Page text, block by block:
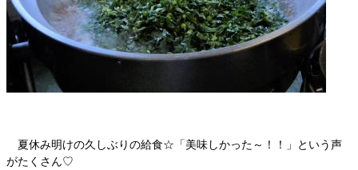
夏休み明けの久しぶりの給食☆「美味しかった～！！」という声
がたくさん♡